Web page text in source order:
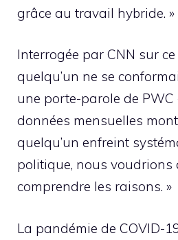
grâce au travail hybride. »
Interrogée par CNN sur
quelqu’un ne se
une porte-parole de PWC
données mensuelles
quelqu’un enfreint
politique, nous voudrions
comprendre les raisons. »
La pandémie de COVID-